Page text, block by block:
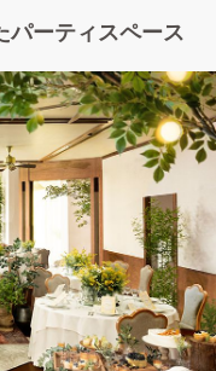
パーティスペース